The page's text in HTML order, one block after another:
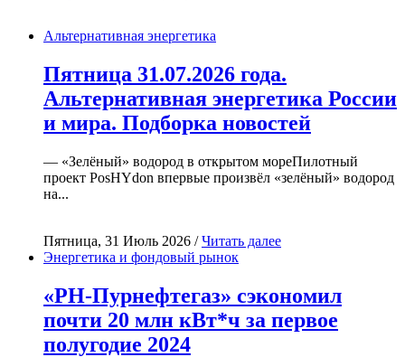
Альтернативная энергетика
Пятница 31.07.2026 года.
Альтернативная энергетика России
и мира. Подборка новостей
— «Зелёный» водород в открытом мореПилотный
проект PosHYdon впервые произвёл «зелёный» водород
на...
Пятница, 31 Июль 2026 /Читать далее
Энергетика и фондовый рынок
«РН-Пурнефтегаз» сэкономил
почти 20 млн кВт*ч за первое
полугодие 2024